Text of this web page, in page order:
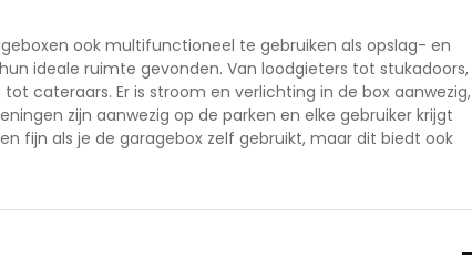
ook multifunctioneel te gebruiken als opslag- en
ideale ruimte gevonden. Van loodgieters tot stukadoors,
cateraars. Er is stroom en verlichting in de box aanwezig,
zijn aanwezig op de parken en elke gebruiker krijgt
fijn als je de garagebox zelf gebruikt, maar dit biedt ook